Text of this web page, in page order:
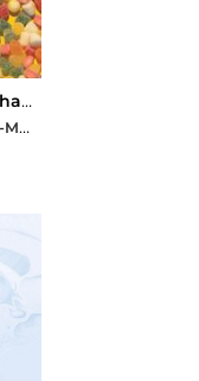
De veiligheid en schadelijkheid van E nummers
Yvonne van den Berg-Martine Botermans